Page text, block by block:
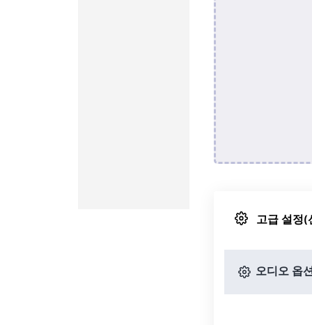
고급 설정(
오디오 옵